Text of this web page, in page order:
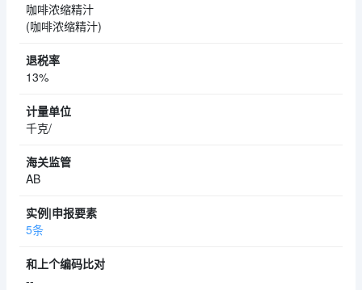
咖啡浓缩精汁
(咖啡浓缩精汁)
13%
千克/
AB
5条
--